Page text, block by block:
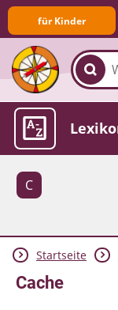
für Kinder
Die
C
Startseite
Cache